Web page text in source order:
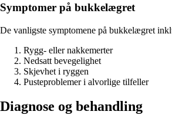
Symptomer på bukkelægret
De vanligste symptomene på bukkelægret
Rygg- eller nakkemerter
Nedsatt bevegelighet
Skjevhet i ryggen
Pusteproblemer i alvorlige tilfeller
Diagnose og behandling